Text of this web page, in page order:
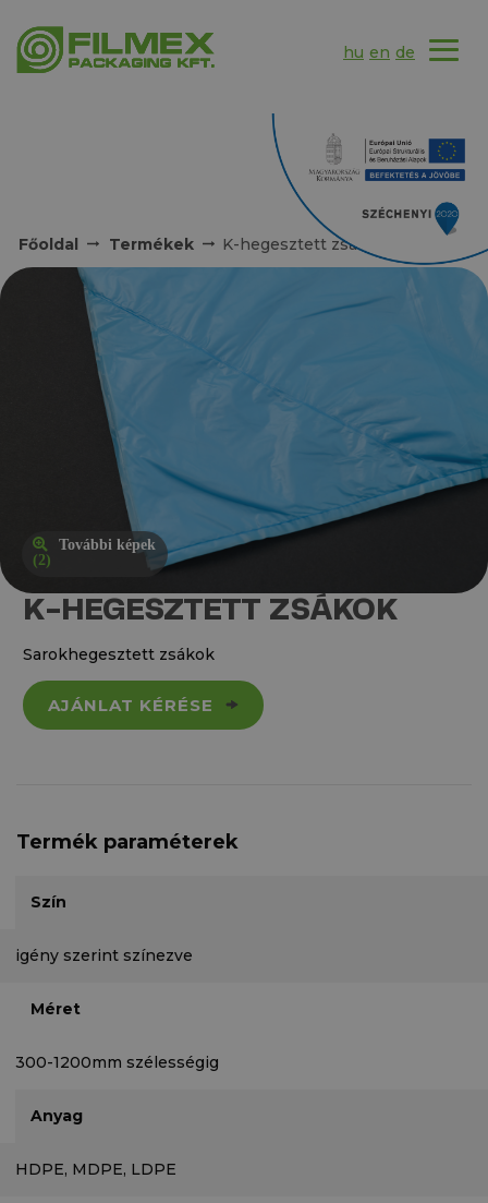
hu en de
Főoldal Termékek K-hegesztett zsákok
További képek
(2)
K-HEGESZTETT ZSÁKOK
Sarokhegesztett zsákok
AJÁNLAT KÉRÉSE
Termék paraméterek
Szín
igény szerint színezve
Méret
300-1200mm szélességig
Anyag
HDPE, MDPE, LDPE